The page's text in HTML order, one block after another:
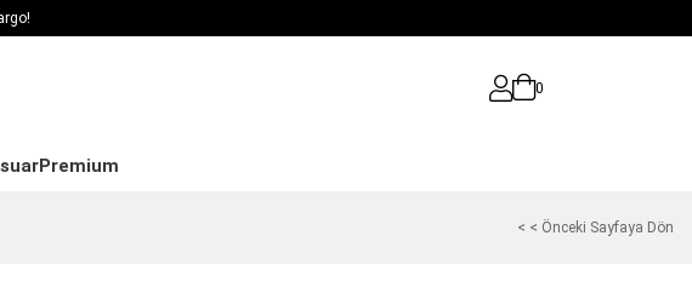
0
Premium
< < Önceki Sayfaya Dön